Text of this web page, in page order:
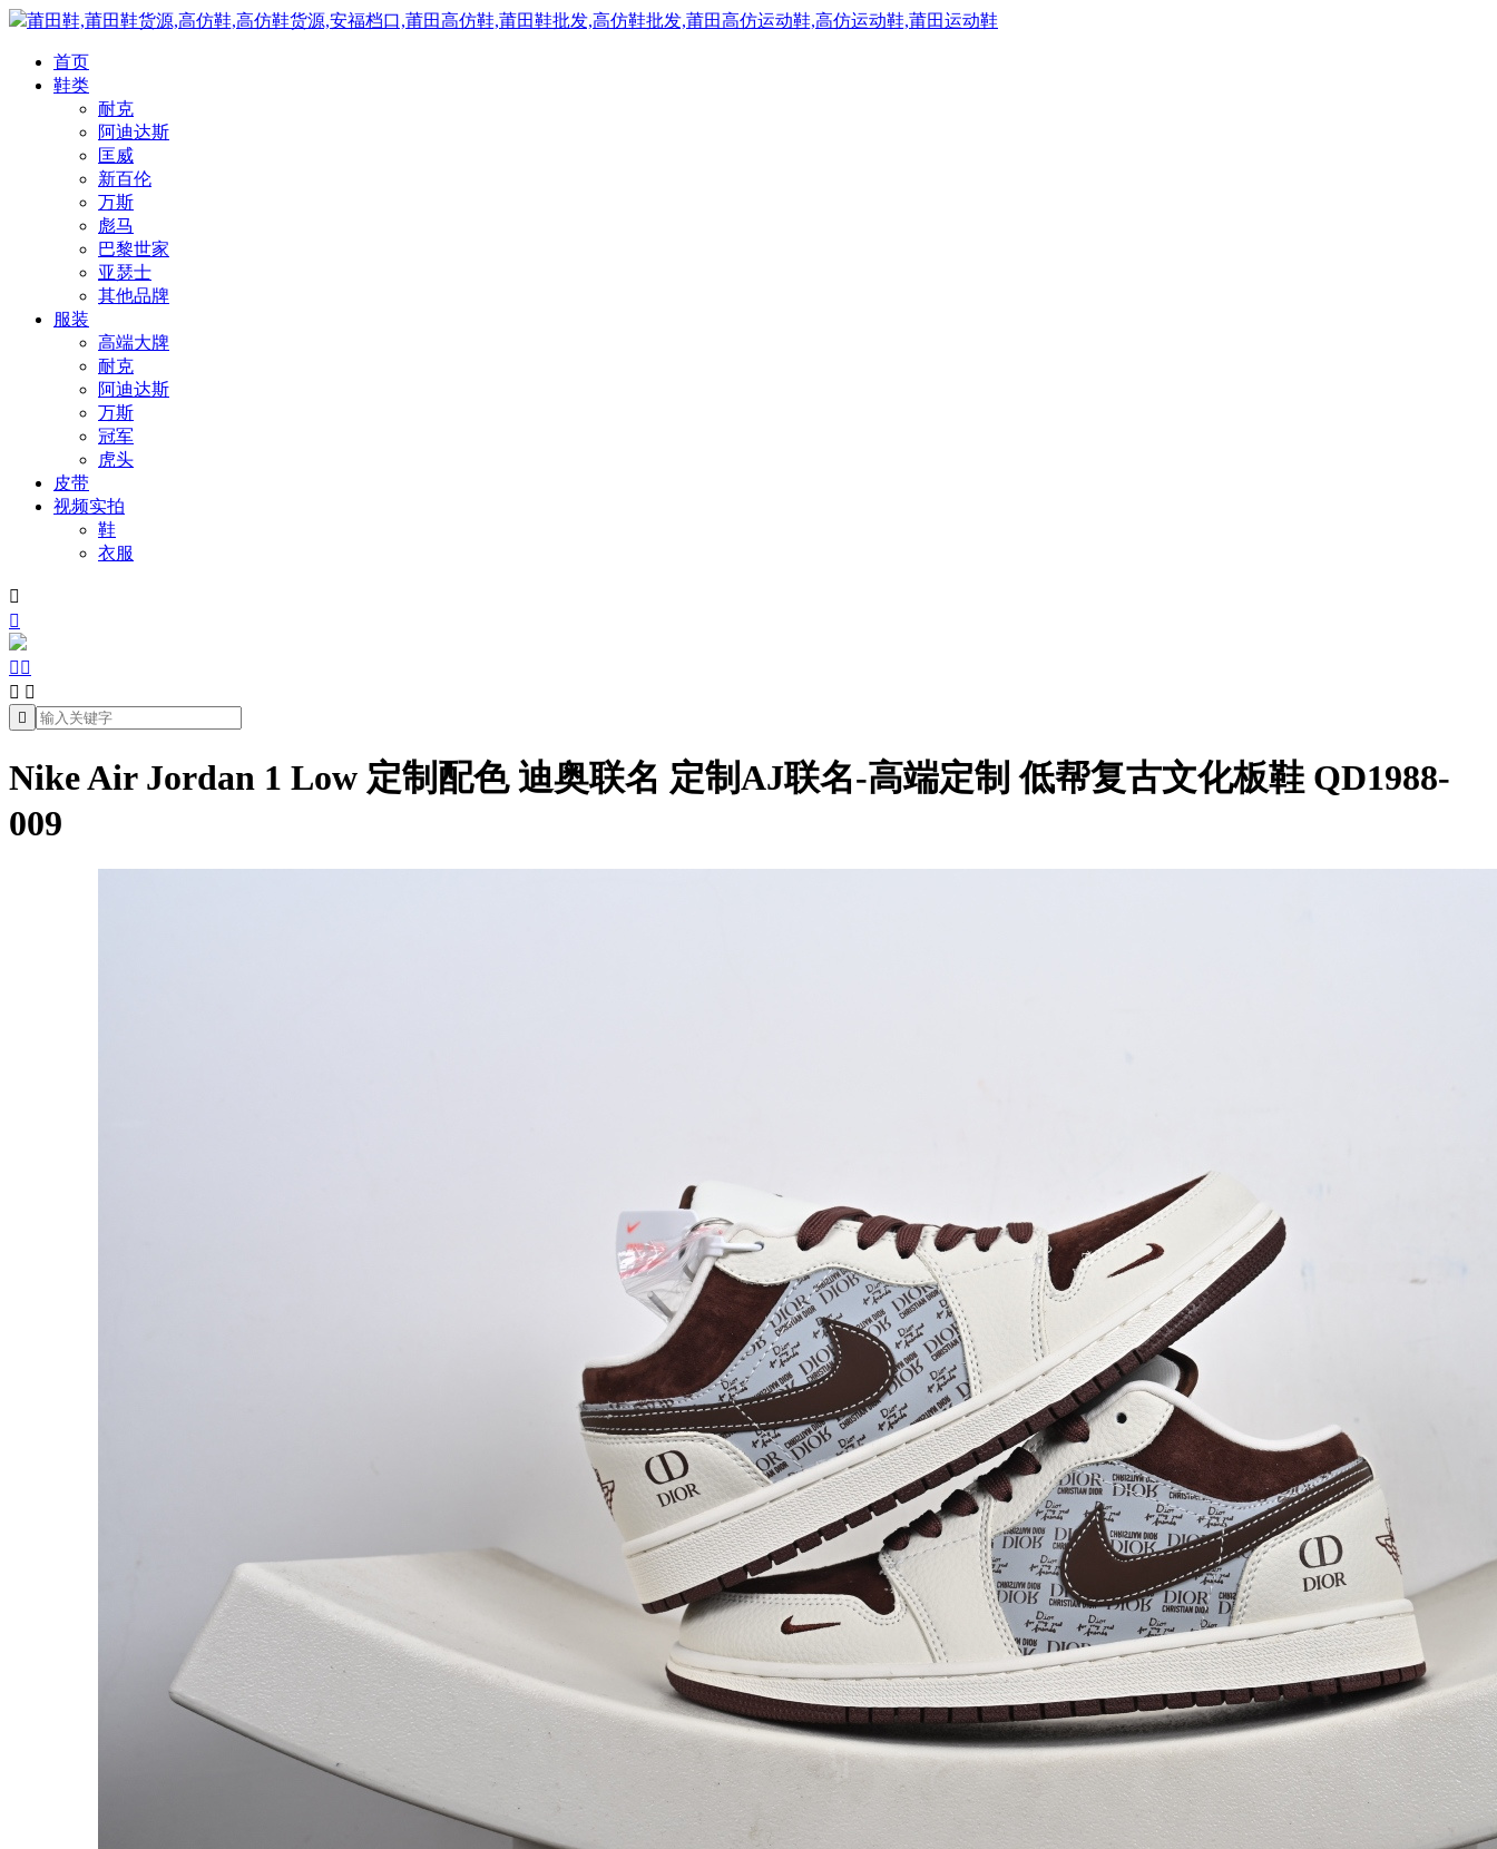
莆田鞋,莆田鞋货源,高仿鞋,高仿鞋货源,安福档口,莆田高仿鞋,莆田鞋批发,高仿鞋批发,莆田高仿运动鞋,高仿运动鞋,莆田运动鞋
首页
鞋类
耐克
阿迪达斯
匡威
新百伦
万斯
彪马
巴黎世家
亚瑟士
其他品牌
服装
高端大牌
耐克
阿迪达斯
万斯
冠军
虎头
皮带
视频实拍
鞋
衣服


 
 

Nike Air Jordan 1 Low 定制配色 迪奥联名 定制AJ联名-高端定制 低帮复古文化板鞋 QD1988-
009